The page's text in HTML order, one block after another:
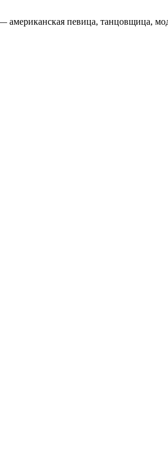
певица, танцовщица,